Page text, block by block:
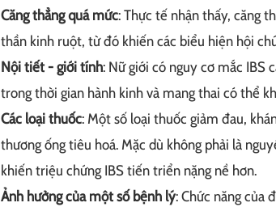
Căng thẳng quá mức: Thực tế nhận thấy, căng
thần kinh ruột, từ đó khiến các biểu hiện hội
Nội tiết - giới tính: Nữ giới có nguy cơ mắc IBS
trong thời gian hành kinh và mang thai có thể
Các loại thuốc: Một số loại thuốc giảm đau,
thương ống tiêu hoá. Mặc dù không phải là
khiến triệu chứng IBS tiến triển nặng nề hơn.
Ảnh hưởng của một số bệnh lý: Chức năng của